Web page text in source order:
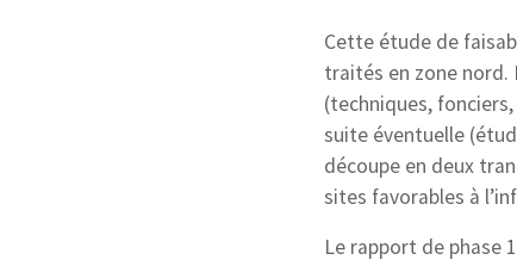
Cette étude de
traités en zone nord.
(techniques,
suite éventuelle
découpe en deux
sites favorables à
Le rapport de phase